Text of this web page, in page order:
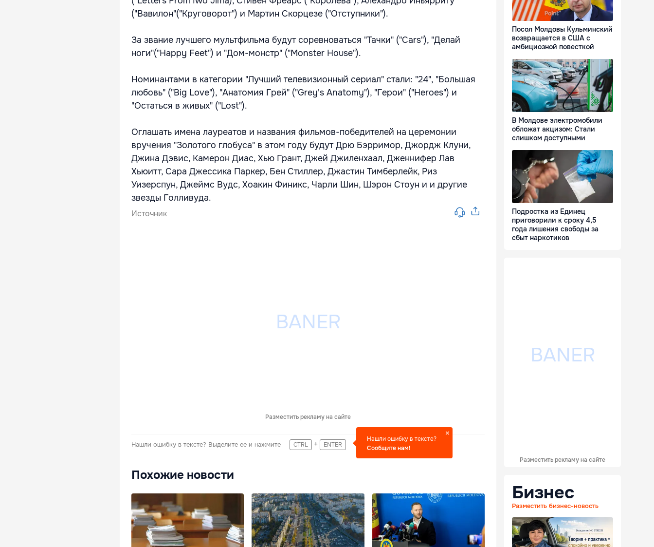
("Вавилон"("Круговорот") и Мартин Скорцезе ("Отступники").
За звание лучшего мультфильма будут соревноваться "Тачки" ("Cars"), "Делай
ноги"("Happy Feet") и "Дом-монстр" ("Monster House").
Номинантами в категории "Лучший телевизионный сериал" стали: "24", "Большая
любовь" ("Big Love"), "Анатомия Грей" ("Grey's Anatomy"), "Герои" ("Heroes") и
"Остаться в живых" ("Lost").
Оглашать имена лауреатов и названия фильмов-победителей на церемонии
вручения "Золотого глобуса" в этом году будут Дрю Бэрримор, Джордж Клуни,
Джина Дэвис, Камерон Диас, Хью Грант, Джей Джиленхаал, Дженнифер Лав
Хьюитт, Сара Джессика Паркер, Бен Стиллер, Джастин Тимберлейк, Риз
Уизерспун, Джеймс Вудс, Хоакин Финикс, Чарли Шин, Шэрон Стоун и и другие
звезды Голливуда.
Источник
Разместить рекламу на сайте
Нашли ошибку в тексте? Выделите ее и нажмите CTRL + ENTER
Нашли ошибку в тексте?
Сообщите нам!
Похожие новости
Посол Молдовы Кульминский
возвращается в США с
амбициозной повесткой
В Молдове электромобили
обложат акцизом: Стали
слишком доступными
Подростка из Единец
приговорили к сроку 4,5
года лишения свободы за
сбыт наркотиков
Разместить рекламу на сайте
Бизнес
Разместить бизнес-новость